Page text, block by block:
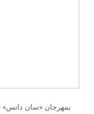
بمهرجان «سان دانس»